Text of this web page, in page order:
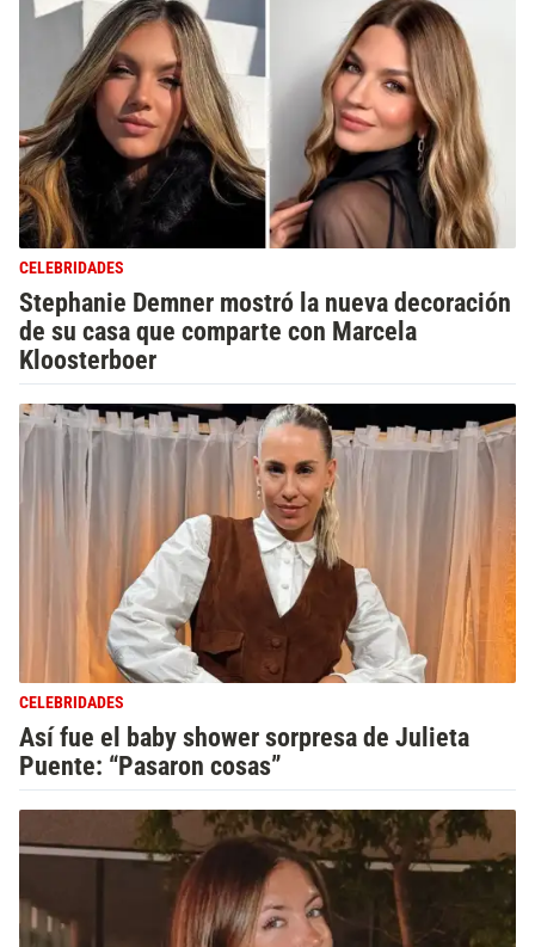
CELEBRIDADES
Stephanie Demner mostró la nueva decoración
de su casa que comparte con Marcela
Kloosterboer
CELEBRIDADES
Así fue el baby shower sorpresa de Julieta
Puente: “Pasaron cosas”